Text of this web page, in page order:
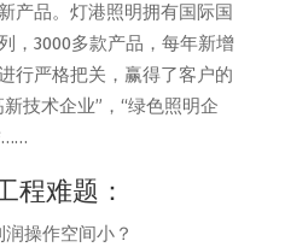
产品。灯港照明拥有国际国
，3000多款产品，每年新增
行严格把关，赢得了客户的
技术企业”，“绿色照明企
……
程难题：
操作空间小？